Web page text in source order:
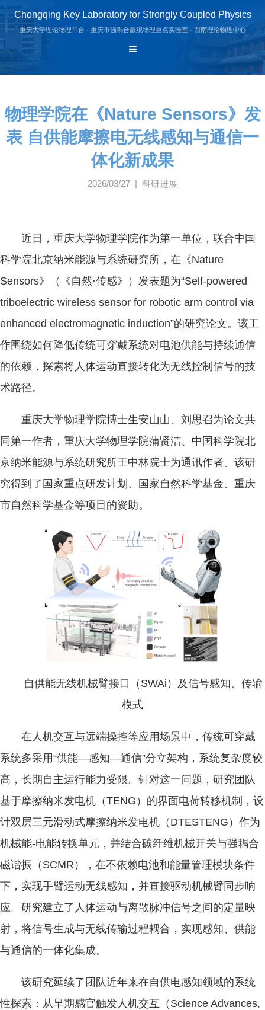
Chongqing Key Laboratory for Strongly Coupled Physics
重庆大学理论物理平台 · 重庆市强耦合微观物理重点实验室 · 西南理论物理中心
物理学院在《Nature Sensors》发
表 自供能摩擦电无线感知与通信一
体化新成果
2026/03/27 | 科研进展
近日，重庆大学物理学院作为第一单位，联合中国
科学院北京纳米能源与系统研究所，在《Nature
Sensors》（《自然·传感》）发表题为“Self-powered
triboelectric wireless sensor for robotic arm control via
enhanced electromagnetic induction”的研究论文。该工
作围绕如何降低传统可穿戴系统对电池供能与持续通信
的依赖，探索将人体运动直接转化为无线控制信号的技
术路径。
重庆大学物理学院博士生安山山、刘思召为论文共
同第一作者，重庆大学物理学院蒲贤洁、中国科学院北
京纳米能源与系统研究所王中林院士为通讯作者。该研
究得到了国家重点研发计划、国家自然科学基金、重庆
市自然科学基金等项目的资助。
自供能无线机械臂接口（SWAi）及信号感知、传输
模式
在人机交互与远端操控等应用场景中，传统可穿戴
系统多采用“供能—感知—通信”分立架构，系统复杂度较
高，长期自主运行能力受限。针对这一问题，研究团队
基于摩擦纳米发电机（TENG）的界面电荷转移机制，设
计双层三元滑动式摩擦纳米发电机（DTESTENG）作为
机械能-电能转换单元，并结合碳纤维机械开关与强耦合
磁谐振（SCMR），在不依赖电池和能量管理模块条件
下，实现手臂运动无线感知，并直接驱动机械臂同步响
应。研究建立了人体运动与离散脉冲信号之间的定量映
射，将信号生成与无线传输过程耦合，实现感知、供能
与通信的一体化集成。
该研究延续了团队近年来在自供电感知领域的系统
性探索：从早期感官触发人机交互（Science Advances,